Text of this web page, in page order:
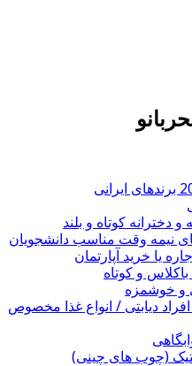
دخترانه کوتاه و بلند
نیمه وقت مناسب دانشجویان
یا خرید آپارتمان
و کوتاه
و خوشمزه
دیابتی / انواع غذا مخصوص
(چوب های چینی)